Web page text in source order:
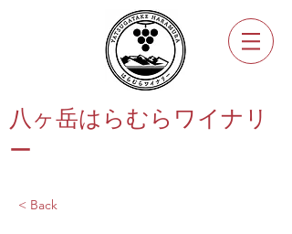
八ヶ岳はらむらワイナリ
ー
< Back